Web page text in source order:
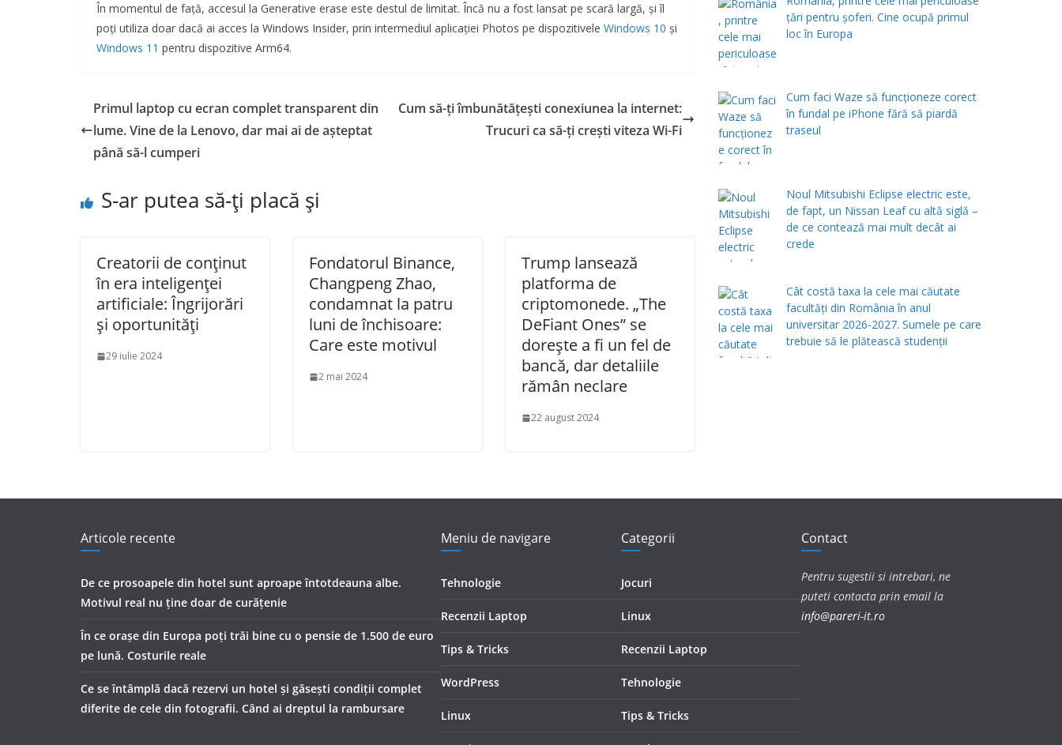
În momentul de față, accesul la Generative erase este destul de limitat. Încă nu a fost lansat pe scară largă, și îl
poți utiliza doar dacă ai acces la Windows Insider, prin intermediul aplicației Photos pe dispozitivele Windows 10 și
Windows 11 pentru dispozitive Arm64.
Primul laptop cu ecran complet transparent din
lume. Vine de la Lenovo, dar mai ai de așteptat
până să-l cumperi
Cum să-ți îmbunătățești conexiunea la internet:
Trucuri ca să-ți crești viteza Wi-Fi
S-ar putea să-ți placă și
Creatorii de conținut
în era inteligenței
artificiale: Îngrijorări
și oportunități
29 iulie 2024
Fondatorul Binance,
Changpeng Zhao,
condamnat la patru
luni de închisoare:
Care este motivul
2 mai 2024
Trump lansează
platforma de
criptomonede. „The
DeFiant Ones” se
dorește a fi un fel de
bancă, dar detaliile
rămân neclare
22 august 2024
țări pentru șoferi. Cine ocupă primul
loc în Europa
Cum faci Waze să funcționeze corect
în fundal pe iPhone fără să piardă
traseul
Noul Mitsubishi Eclipse electric este,
de fapt, un Nissan Leaf cu altă siglă –
de ce contează mai mult decât ai
crede
Cât costă taxa la cele mai căutate
facultăți din România în anul
universitar 2026-2027. Sumele pe care
trebuie să le plătească studenții
Articole recente
De ce prosoapele din hotel sunt aproape întotdeauna albe.
Motivul real nu ține doar de curățenie
În ce orașe din Europa poți trăi bine cu o pensie de 1.500 de euro
pe lună. Costurile reale
Ce se întâmplă dacă rezervi un hotel și găsești condiții complet
diferite de cele din fotografii. Când ai dreptul la rambursare
Meniu de navigare
Tehnologie
Recenzii Laptop
Tips & Tricks
WordPress
Linux
Categorii
Jocuri
Linux
Recenzii Laptop
Tehnologie
Tips & Tricks
Contact
Pentru sugestii si intrebari, ne
puteti contacta prin email la
info@pareri-it.ro